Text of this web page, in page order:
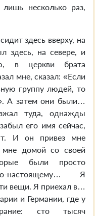
несколько раз,
здесь вверху, на
здесь, на севере, и
в церкви брата
мне, сказал: «Если
группу людей, то
А затем они были…
туда, однажды
его имя сейчас,
И он привез мне
домой со своей
были просто
настоящему… Я
вещи. Я приехал в…
и Германии, где у
сто тысяч